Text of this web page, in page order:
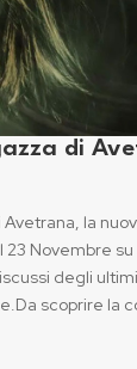
di
Avetrana, la
23 Novembre
degli
scoprire la